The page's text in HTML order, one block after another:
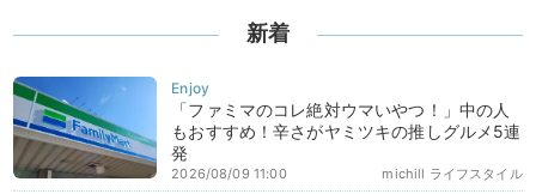
新着
「ファミマのコレ絶対ウマいやつ！」中の人
もおすすめ！辛さがヤミツキの推しグルメ5連
発
michill ライフスタイル
2026/08/09 11:00